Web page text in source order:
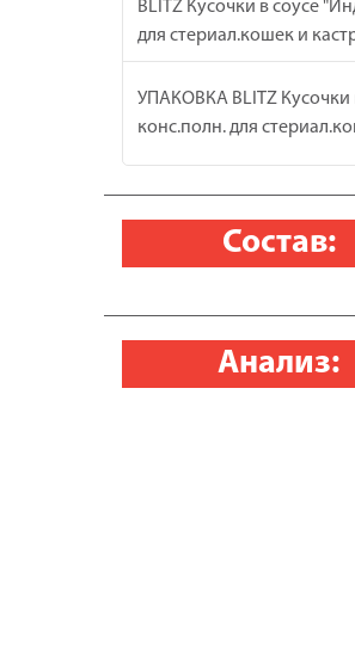
BLITZ Кусочки в соусе
для стериал.кошек и
УПАКОВКА BLITZ Кусочки
конс.полн. для
Состав:
Анализ: